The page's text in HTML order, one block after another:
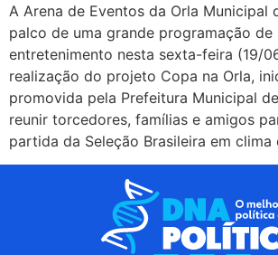
A Arena de Eventos da Orla Municipal
palco de uma grande programação
entretenimento nesta sexta-feira (19/
realização do projeto Copa na Orla,
promovida pela Prefeitura Municipal
reunir torcedores, famílias e amigos
partida da Seleção Brasileira em